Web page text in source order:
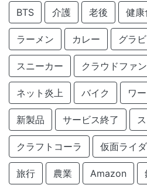
BTS 介護 老後 健康
ラーメン カレー グラ
スニーカー クラウドファ
ネット炎上 バイク ワ
新製品 サービス終了
クラフトコーラ 仮面ライ
旅行 農業 Amazon